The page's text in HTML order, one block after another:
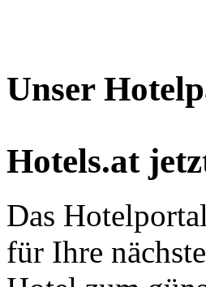
Unser
Hotels.at
Das Hotelportal
für Ihre